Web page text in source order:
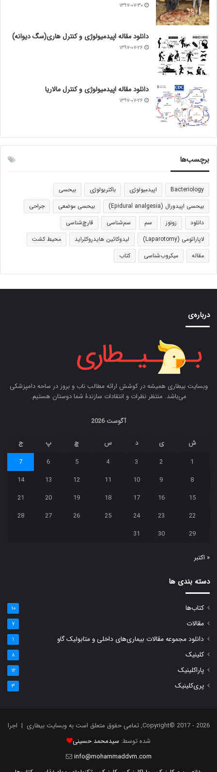
۱۳۹۷-۰۷-۳۰
دانلود مقاله اپیدمیولوژی و کنترل هاری(سگ دیوانه)
۱۳۹۷-۰۷-۲۶
دانلود مقاله اپیدمیولوژی و کنترل مالاریا
۱۳۹۷-۰۷-۲۶
برچسب‌ها
Bacteriology اپیدمیولوژی باکتریولوژی
بیحسی
بیحسی اپیدورال (Epidural analgesia)
بیحسی موضعی
جراحی
دانلود
زونوز سم سم‌شناسی
قارچ‌شناسی
لاپاراتومی (Laparotomy)
لیدوکائین هایدروکلراید
محیط کشت
مقاله
میکروب‌شناسی کتاب
درباره‌ی
وبسایت بیطاری همیشه در کوشش ارائه مطالب ناب و بروز در ساحه دامپزشکی
می‌باشد. منتظر نظرات و انتقادات سازندۀ شما دوستان هستیم.
آگوست 2026
ش ی د س چ پ
ج
1
2
3
4
5
6
7
8
9
10
11
12
13
14
15
16
17
18
19
20
21
22
23
24
25
26
27
28
29
30
31
« اکتبر
دسته بندی ها
کتاب‌ها ۱۰
مقالات ۷
دانلود مجموعه مقالات بیماری‌های داخلی و متابولیک گاو ۱
کلینیک ۸
پاراکلینیک ۱۲
پری‌کلینیک ۳
Copyright© 2017 - 2026, تمامی حقوق متعلق است به وبسایت بیطاری | اجرا
شده توسط: سیدمحمد حسینی
info@mohammaddvm.com